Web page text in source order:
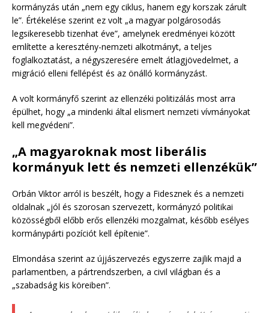
kormányzás után „nem egy ciklus, hanem egy korszak zárult
le”. Értékelése szerint ez volt „a magyar polgárosodás
legsikeresebb tizenhat éve”, amelynek eredményei között
említette a keresztény-nemzeti alkotmányt, a teljes
foglalkoztatást, a négyszeresére emelt átlagjövedelmet, a
migráció elleni fellépést és az önálló kormányzást.
A volt kormányfő szerint az ellenzéki politizálás most arra
épülhet, hogy „a mindenki által elismert nemzeti vívmányokat
kell megvédeni”.
„A magyaroknak most liberális
kormányuk lett és nemzeti ellenzékük”
Orbán Viktor arról is beszélt, hogy a Fidesznek és a nemzeti
oldalnak „jól és szorosan szervezett, kormányzó politikai
közösségből előbb erős ellenzéki mozgalmat, később esélyes
kormánypárti pozíciót kell építenie”.
Elmondása szerint az újjászervezés egyszerre zajlik majd a
parlamentben, a pártrendszerben, a civil világban és a
„szabadság kis köreiben”.